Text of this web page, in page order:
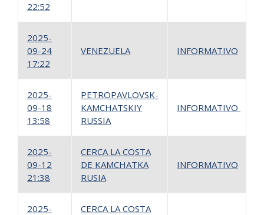
22:52
2025-
09-24
17:22
VENEZUELA INFORMATIVO
2025-
09-18
13:58
PETROPAVLOVSK-
KAMCHATSKIY
RUSSIA
INFORMATIVO
2025-
09-12
21:38
CERCA LA COSTA
DE KAMCHATKA
RUSIA
INFORMATIVO
2025-
CERCA LA COSTA